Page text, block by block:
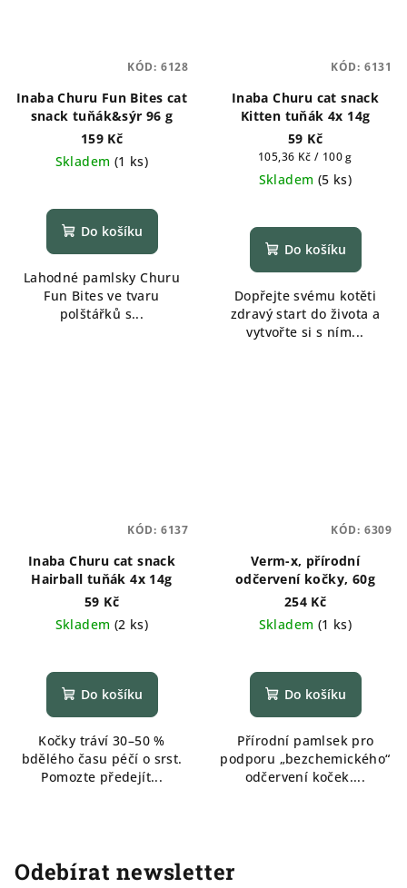
Inaba Churu Fun Bites cat
snack tuňák&sýr 96 g
159 Kč
Skladem (1 ks)
Do košíku
Lahodné pamlsky Churu
Fun Bites ve tvaru
polštářků s...
KÓD: 6128
Inaba Churu cat snack
Kitten tuňák 4x 14g
59 Kč
Měrná
cena:
105,36 Kč / 100 g
Skladem (5 ks)
Do košíku
Dopřejte svému kotěti
zdravý start do života a
vytvořte si s ním...
KÓD: 6131
Inaba Churu cat snack
Hairball tuňák 4x 14g
59 Kč
Skladem (2 ks)
Do košíku
Kočky tráví 30–50 %
bdělého času péčí o srst.
Pomozte předejít...
KÓD: 6137
Verm-x, přírodní
odčervení kočky, 60g
254 Kč
Skladem (1 ks)
Do košíku
Přírodní pamlsek pro
podporu „bezchemického“
odčervení koček....
KÓD: 6309
Odebírat newsletter